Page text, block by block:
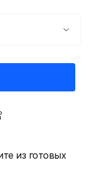
из готовых